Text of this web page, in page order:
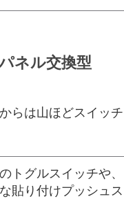
ネル交換型
らは山ほどスイッチ
トグルスイッチや、
貼り付けプッシュス